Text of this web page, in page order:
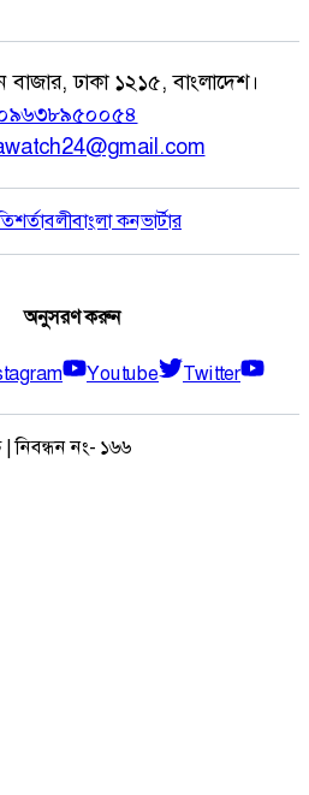
ঢাকা ১২১৫, বাংলাদেশ।
শর্তাবলীবাংলা কনভার্টার
অনুসরণ করুন
Youtube
Twitter
নিবন্ধন নং- ১৬৬